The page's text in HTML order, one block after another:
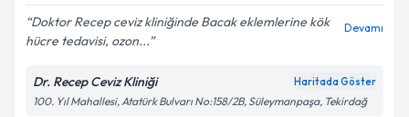
Doktor Recep ceviz kliniğinde Bacak eklemlerine kök
hücre tedavisi, ozon...
Devamı
Dr. Recep Ceviz Kliniği Haritada Göster
100. Yıl Mahallesi, Atatürk Bulvarı No:158/2B, Süleymanpaşa, Tekirdağ